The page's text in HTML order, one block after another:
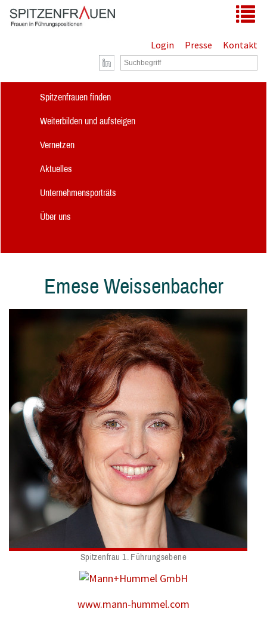
Zum Hauptinhalt springen
Login Presse Kontakt
Spitzenfrauen finden
Weiterbilden und aufsteigen
Vernetzen
Aktuelles
Unternehmensporträts
Über uns
Emese Weissenbacher
Spitzenfrau 1. Führungsebene
www.mann-hummel.com